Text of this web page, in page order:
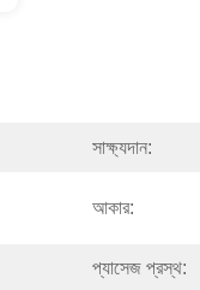
সাক্ষ্যদান:
আকার:
প্যাসেজ প্রস্থ: